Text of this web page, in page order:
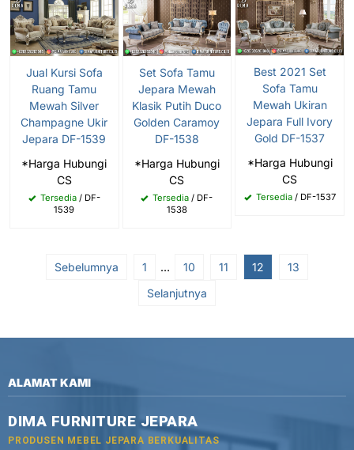
Jual Kursi Sofa
Ruang Tamu
Mewah Silver
Champagne Ukir
Jepara DF-1539
*Harga Hubungi
CS
Tersedia/ DF-
1539
Set Sofa Tamu
Jepara Mewah
Klasik Putih Duco
Golden Caramoy
DF-1538
*Harga Hubungi
CS
Tersedia / DF-
1538
Best 2021 Set
Sofa Tamu
Mewah Ukiran
Jepara Full Ivory
Gold DF-1537
*Harga Hubungi
CS
Tersedia/ DF-1537
Sebelumnya 1 … 10 11 12
13
Selanjutnya
ALAMAT KAMI
DIMA FURNITURE JEPARA
PRODUSEN MEBEL JEPARA BERKUALITAS